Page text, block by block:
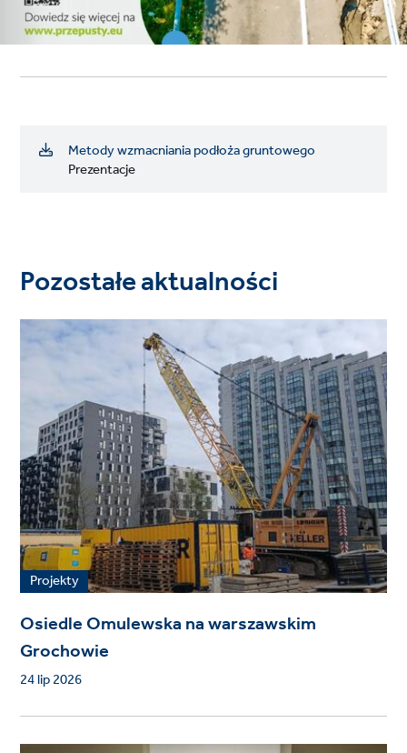
Metody wzmacniania podłoża gruntowego
Prezentacje
Pozostałe aktualności
Projekty
Osiedle Omulewska na warszawskim
Grochowie
24 lip 2026